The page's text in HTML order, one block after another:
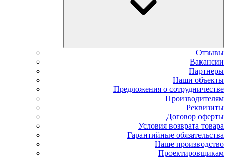
Отзывы
Вакансии
Партнеры
Наши объекты
Предложения о сотрудничестве
Производителям
Реквизиты
Договор оферты
Условия возврата товара
Гарантийные обязательства
Наше производство
Проектировщикам